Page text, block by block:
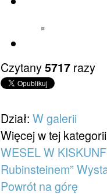
Czytany5717 razy
Dział: W galerii
Więcej w tej
WESEL W
Rubinsteinem”
Powrót na górę